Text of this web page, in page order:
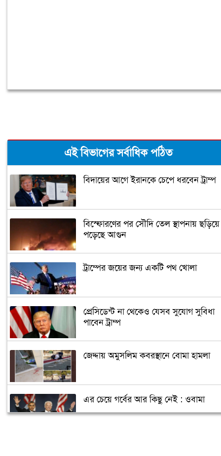
এই বিভাগের সর্বাধিক পঠিত
বিদায়ের আগে ইরানকে চেপে ধরবেন ট্রাম্প
বিস্ফোরণের পর সৌদি তেল স্থাপনায় ছড়িয়ে
পড়েছে আগুন
ট্রাম্পের জয়ের জন্য একটি পথ খোলা
প্রেসিডেন্ট না থেকেও যেসব সুযোগ সুবিধা
পাবেন ট্রাম্প
জেদ্দায় অমুসলিম কবরস্থানে বোমা হামলা
এর চেয়ে গর্বের আর কিছু নেই : ওবামা